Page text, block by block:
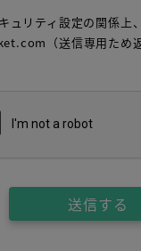
ュリティ設定の関係
（送信専用ため
送信する